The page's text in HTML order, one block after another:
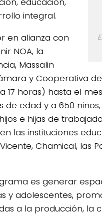
integral.
en alianza con
NOA, la
Massalin
y Cooperativa
17 horas) hasta el
de edad y a 650
e hijas de
las instituciones
Chamical, las
es generar
y adolescentes,
a la producción, la